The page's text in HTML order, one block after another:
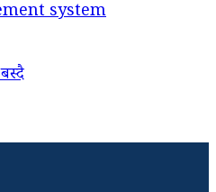
system